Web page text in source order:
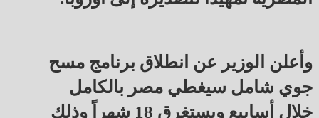
وأعلن الوزير عن انطلاق برنامج مسح
جوي شامل سيغطي مصر بالكامل
خلال أسابيع ويستغرق 18 شهراً وذلك